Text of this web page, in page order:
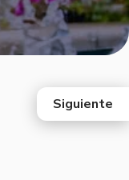
Siguiente